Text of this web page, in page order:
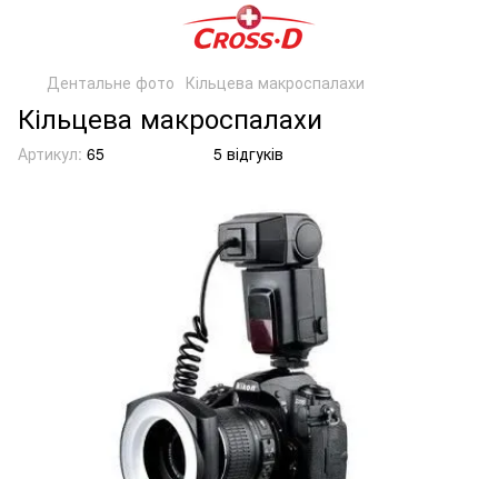
Дентальне фото Кільцева макроспалахи
Кільцева макроспалахи
Артикул: 65 5 відгуків